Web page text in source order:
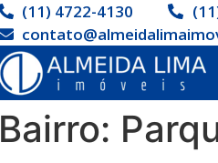
(11) 4722-4130
Bairro: